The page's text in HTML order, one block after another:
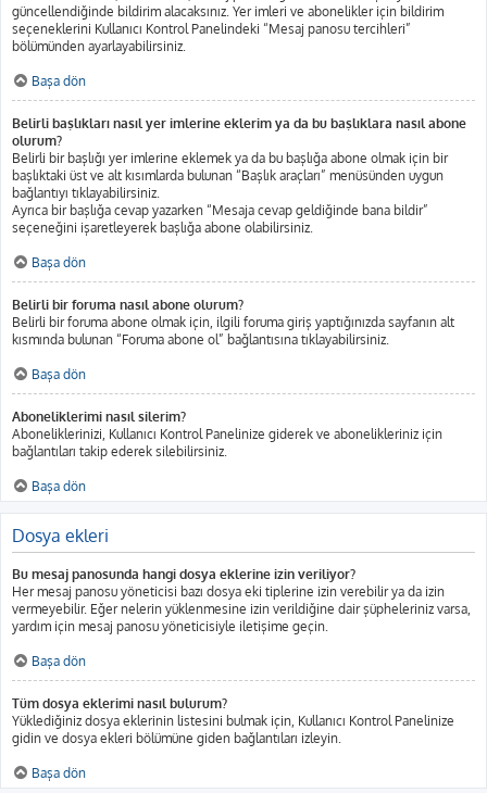
güncellendiğinde bildirim alacaksınız. Yer imleri ve abonelikler için bildirim
seçeneklerini Kullanıcı Kontrol Panelindeki “Mesaj panosu tercihleri”
bölümünden ayarlayabilirsiniz.
Başa dön
Belirli başlıkları nasıl yer imlerine eklerim ya da bu başlıklara nasıl abone
olurum?
Belirli bir başlığı yer imlerine eklemek ya da bu başlığa abone olmak için bir
başlıktaki üst ve alt kısımlarda bulunan “Başlık araçları” menüsünden uygun
bağlantıyı tıklayabilirsiniz.
Ayrıca bir başlığa cevap yazarken “Mesaja cevap geldiğinde bana bildir”
seçeneğini işaretleyerek başlığa abone olabilirsiniz.
Başa dön
Belirli bir foruma nasıl abone olurum?
Belirli bir foruma abone olmak için, ilgili foruma giriş yaptığınızda sayfanın alt
kısmında bulunan “Foruma abone ol” bağlantısına tıklayabilirsiniz.
Başa dön
Aboneliklerimi nasıl silerim?
Aboneliklerinizi, Kullanıcı Kontrol Panelinize giderek ve abonelikleriniz için
bağlantıları takip ederek silebilirsiniz.
Başa dön
Dosya ekleri
Bu mesaj panosunda hangi dosya eklerine izin veriliyor?
Her mesaj panosu yöneticisi bazı dosya eki tiplerine izin verebilir ya da izin
vermeyebilir. Eğer nelerin yüklenmesine izin verildiğine dair şüpheleriniz varsa,
yardım için mesaj panosu yöneticisiyle iletişime geçin.
Başa dön
Tüm dosya eklerimi nasıl bulurum?
Yüklediğiniz dosya eklerinin listesini bulmak için, Kullanıcı Kontrol Panelinize
gidin ve dosya ekleri bölümüne giden bağlantıları izleyin.
Başa dön